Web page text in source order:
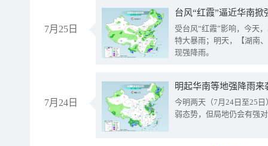
7月25日
台风“红霞”逼近华南
受台风“红霞”影响，今天
特大暴雨；明天，【湖南
现强降雨。
7月24日
明起华南等地强降雨
今明两天（7月24日至25
弱态势，但局地仍会有强